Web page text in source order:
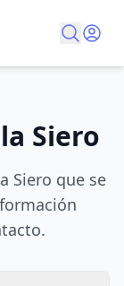
Siero
Siero que se